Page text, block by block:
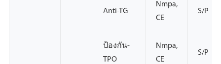
Anti-TG
Nmpa,
CE
S/P
ป้องกัน-
TPO
Nmpa,
CE
S/P